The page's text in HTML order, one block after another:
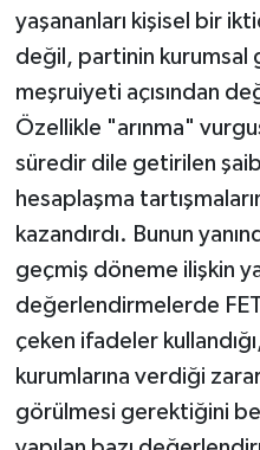
yaşananları kişisel bir
değil, partinin kurumsal
meşruiyeti açısından
Özellikle "arınma"
süredir dile getirilen
hesaplaşma
kazandırdı. Bunun
geçmiş döneme ilişkin
değerlendirmelerde
çeken ifadeler
kurumlarına verdiği
görülmesi gerektiğini